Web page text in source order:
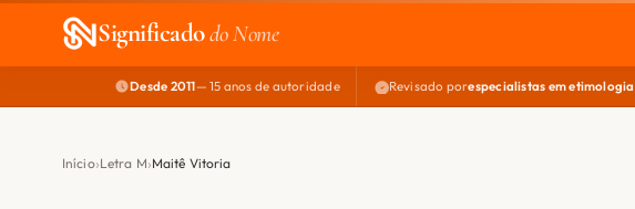
Significadodo Nome
Desde 2011— 15 anos de autoridade Revisado porespecialistas em etimologia
Início Letra M Maitê Vitoria